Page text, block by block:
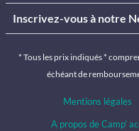
Inscrivez-vous à notre
* Tous les prix indiqués *
échéant de
Mentions légales
A propos de Camp’